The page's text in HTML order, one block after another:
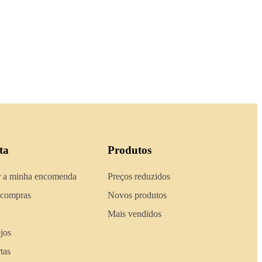
minha encomenda
Produtos
Preços reduzidos
Novos produtos
Mais vendidos